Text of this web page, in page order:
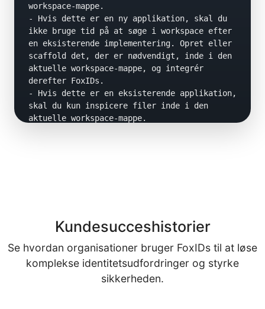
workspace-mappe.
- Hvis dette er en ny applikation, skal du
ikke bruge tid på at søge i workspace efter
en eksisterende implementering. Opret eller
scaffold det, der er nødvendigt, inde i den
aktuelle workspace-mappe, og integrér
derefter FoxIDs.
- Hvis dette er en eksisterende applikation,
skal du kun inspicere filer inde i den
aktuelle workspace-mappe.
- framework og version
- hostingmodel
- om auth er client-side eller server-side
eller ukendt
- om dette er en ny eller eksisterende
Kundesucceshistorier
Se hvordan organisationer bruger FoxIDs til at løse
komplekse identitetsudfordringer og styrke
sikkerheden.